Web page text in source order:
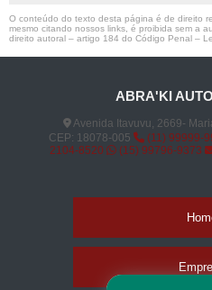
O conteúdo do texto desta página é de direito
mesmo citando nossos links, é proibida sem a
direito autoral – artigo 184 do Código Penal –
ABRA'KI
Avenida Itavuvu, 2669-
CEP: 18078-005
(11) 99999-
2104-8520
(15) 99796-9373